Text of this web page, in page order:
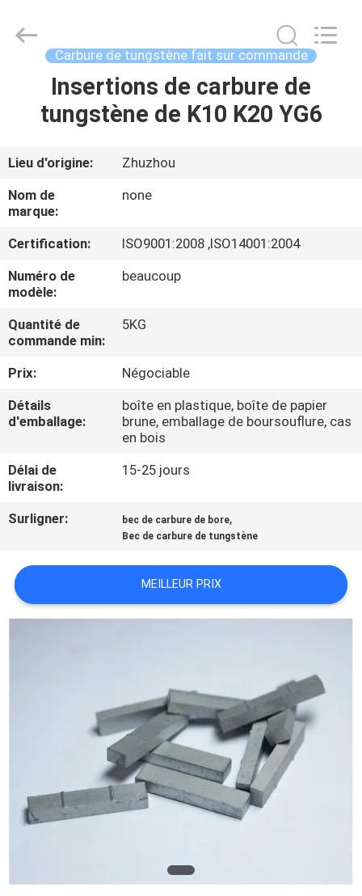
MAISON
AU
SUJET
DE
NOUS
VISITE
D'USINE
CONTRÔLE
DE
QUALITÉ
CONTACTEZ-
NOUVELLES
SITE
POLICY
Cemented
Carbide
Carbure de tungstène fait sur commande
Insertions de carbure de
tungstène de K10 K20 YG6
Lieu d'origine:
Zhuzhou
Nom de
marque:
none
Certification:
ISO9001:2008 ,ISO14001:2004
Numéro de
modèle:
beaucoup
Quantité de
commande min:
5KG
Prix:
Négociable
Détails
d'emballage:
boîte en plastique, boîte de papier
brune, emballage de boursouflure, cas
en bois
Délai de
livraison:
15-25 jours
Surligner: bec de carbure de bore,
Bec de carbure de tungstène
MEILLEUR PRIX